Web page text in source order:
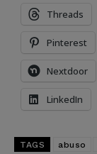
Threads
Pinterest
Nextdoor
LinkedIn
TAGS abuso